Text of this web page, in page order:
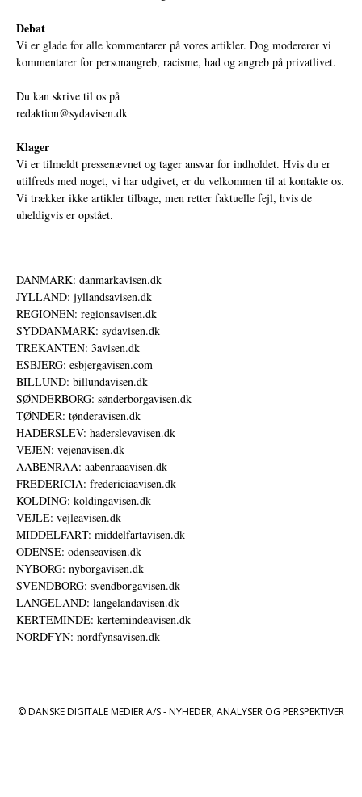
Debat
Vi er glade for alle kommentarer på vores artikler. Dog modererer vi
kommentarer for personangreb, racisme, had og angreb på privatlivet.
Du kan skrive til os på
redaktion@sydavisen.dk
Klager
Vi er tilmeldt pressenævnet og tager ansvar for indholdet. Hvis du er
utilfreds med noget, vi har udgivet, er du velkommen til at kontakte os.
Vi trækker ikke artikler tilbage, men retter faktuelle fejl, hvis de
uheldigvis er opstået.
DANMARK: danmarkavisen.dk
JYLLAND: jyllandsavisen.dk
REGIONEN: regionsavisen.dk
SYDDANMARK: sydavisen.dk
TREKANTEN: 3avisen.dk
ESBJERG: esbjergavisen.com
BILLUND: billundavisen.dk
SØNDERBORG: sønderborgavisen.dk
TØNDER: tønderavisen.dk
HADERSLEV: haderslevavisen.dk
VEJEN: vejenavisen.dk
AABENRAA: aabenraaavisen.dk
FREDERICIA: fredericiaavisen.dk
KOLDING: koldingavisen.dk
VEJLE: vejleavisen.dk
MIDDELFART: middelfartavisen.dk
ODENSE: odenseavisen.dk
NYBORG: nyborgavisen.dk
SVENDBORG: svendborgavisen.dk
LANGELAND: langelandavisen.dk
KERTEMINDE: kertemindeavisen.dk
NORDFYN: nordfynsavisen.dk
© DANSKE DIGITALE MEDIER A/S - NYHEDER, ANALYSER OG PERSPEKTIVER